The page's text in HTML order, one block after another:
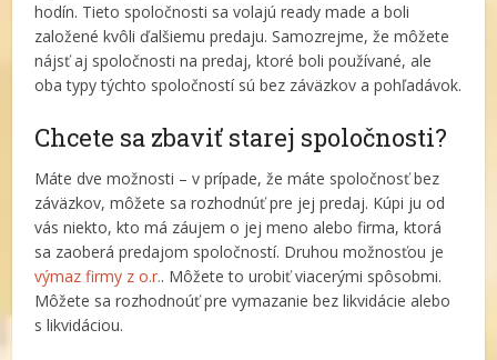
hodín. Tieto spoločnosti sa volajú ready made a boli
založené kvôli ďalšiemu predaju. Samozrejme, že môžete
nájsť aj spoločnosti na predaj, ktoré boli používané, ale
oba typy týchto spoločností sú bez záväzkov a pohľadávok.
Chcete sa zbaviť starej spoločnosti?
Máte dve možnosti – v prípade, že máte spoločnosť bez
záväzkov, môžete sa rozhodnúť pre jej predaj. Kúpi ju od
vás niekto, kto má záujem o jej meno alebo firma, ktorá
sa zaoberá predajom spoločností. Druhou možnosťou je
výmaz firmy z o.r.. Môžete to urobiť viacerými spôsobmi.
Môžete sa rozhodnoúť pre vymazanie bez likvidácie alebo
s likvidáciou.